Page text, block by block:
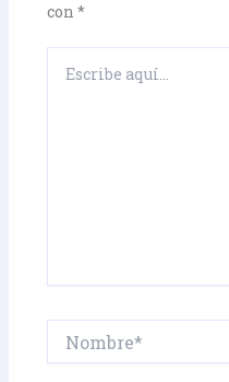
con *
aquí...